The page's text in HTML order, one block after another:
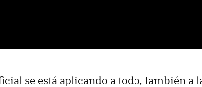
se está aplicando a todo, también a